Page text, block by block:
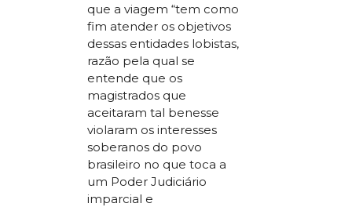
que a viagem “tem como
fim atender os objetivos
dessas entidades lobistas,
razão pela qual se
entende que os
magistrados que
aceitaram tal benesse
violaram os interesses
soberanos do povo
brasileiro no que toca a
um Poder Judiciário
imparcial e